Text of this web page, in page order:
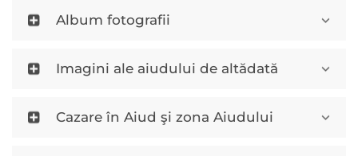
Album fotografii
Imagini ale aiudului de altădată
Cazare în Aiud şi zona Aiudului